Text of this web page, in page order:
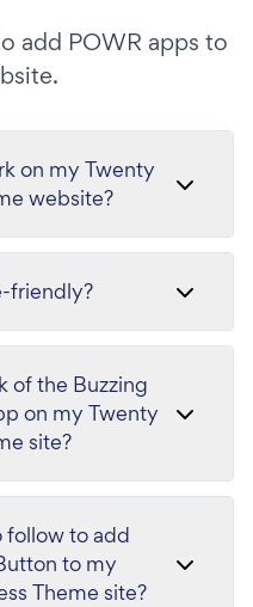
add POWR apps to
on my Twenty
website?
friendly?
of the Buzzing
on my Twenty
site?
follow to add
to my
Theme site?